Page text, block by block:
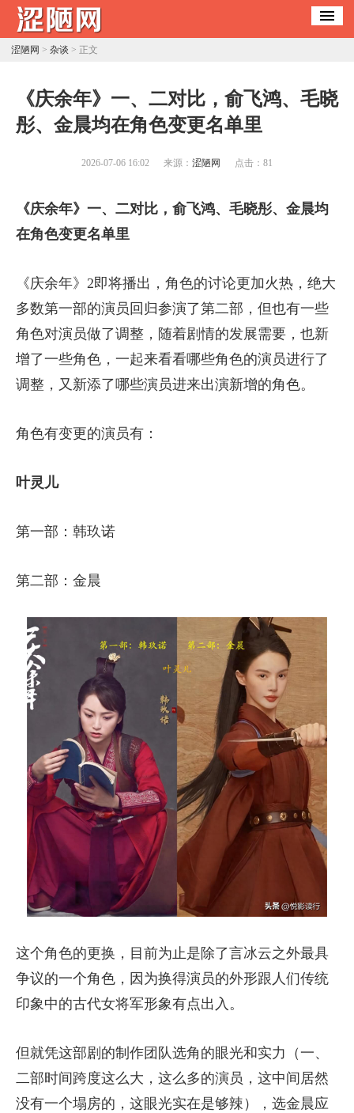
涩陋网 > 杂谈 > 正文
​《庆余年》一、二对比，俞飞鸿、毛晓
彤、金晨均在角色变更名单里
2026-07-06 16:02 来源： 涩陋网 点击： 81
《庆余年》一、二对比，俞飞鸿、毛晓彤、金晨均
在角色变更名单里
《庆余年》2即将播出，角色的讨论更加火热，绝大
多数第一部的演员回归参演了第二部，但也有一些
角色对演员做了调整，随着剧情的发展需要，也新
增了一些角色，一起来看看哪些角色的演员进行了
调整，又新添了哪些演员进来出演新增的角色。
角色有变更的演员有：
叶灵儿
第一部：韩玖诺
第二部：金晨
这个角色的更换，目前为止是除了言冰云之外最具
争议的一个角色，因为换得演员的外形跟人们传统
印象中的古代女将军形象有点出入。
但就凭这部剧的制作团队选角的眼光和实力（一、
二部时间跨度这么大，这么多的演员，这中间居然
没有一个塌房的，这眼光实在是够辣），选金晨应